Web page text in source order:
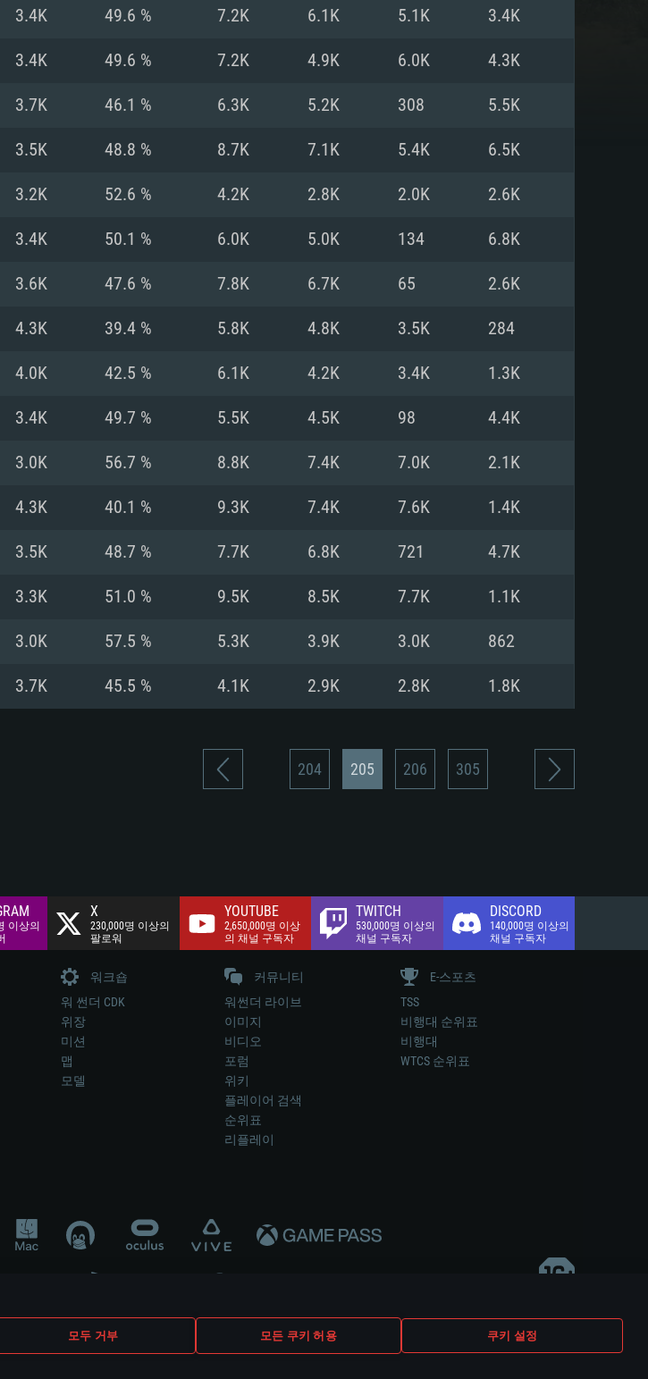
모두 거부 모든 쿠키 허용 쿠키 설정
요구사항
MAC Linux
권장 사양
운영체제: Windows 10/11 (64 bit)
프로세서: Intel Core i5 또는 Ryzen 5 3600 이상
메모리: 16 GB 이상
그래픽 카드: DirectX 11 이상을 지원하는 Nvidia
지
권장 사양
운영체제: Mac OS Big Sur 11.0
프로세서: Core i7 (Intel Xeon 은 지원하지 않습니
네트워크: 브로드밴드 인터넷
여유 저장 공간: 62.2 GB (전체 클라이언트)
라
권장 사양
운영체제: Ubuntu 20.04 64bit
프로세서: Intel Core i7
메모리: 16 GB
그래픽 카드: Vulkan 을 지원하고, 최신 그래픽 드라
와 동급의 성능을 가지며 최신 그래픽 드라이버를
지원하는 AMD RX 570 (6개월 미만; 최소사양 지원
3.4K 49.6 % 7.2K 6.1K 5.1K 3.4K
3.4K 49.6 % 7.2K 4.9K 6.0K 4.3K
3.7K 46.1 % 6.3K 5.2K 308 5.5K
3.5K 48.8 % 8.7K 7.1K 5.4K 6.5K
3.2K 52.6 % 4.2K 2.8K 2.0K 2.6K
3.4K 50.1 % 6.0K 5.0K 134 6.8K
3.6K 47.6 % 7.8K 6.7K 65 2.6K
4.3K 39.4 % 5.8K 4.8K 3.5K 284
4.0K 42.5 % 6.1K 4.2K 3.4K 1.3K
3.4K 49.7 % 5.5K 4.5K 98 4.4K
3.0K 56.7 % 8.8K 7.4K 7.0K 2.1K
4.3K 40.1 % 9.3K 7.4K 7.6K 1.4K
3.5K 48.7 % 7.7K 6.8K 721 4.7K
3.3K 51.0 % 9.5K 8.5K 7.7K 1.1K
3.0K 57.5 % 5.3K 3.9K 3.0K 862
3.7K 45.5 % 4.1K 2.9K 2.8K 1.8K
204 205 206 305
이상의
X
230,000명 이상의
팔로워
YOUTUBE
2,650,000명 이상
의 채널 구독자
TWITCH
530,000명 이상의
채널 구독자
DISCORD
140,000명 이상의
채널 구독자
워크숍
워 썬더 CDK
위장
미션
맵
모델
커뮤니티
워썬더 라이브
이미지
비디오
포럼
위키
플레이어 검색
순위표
리플레이
E-스포츠
TSS
비행대 순위표
비행대
WTCS 순위표
임 개발 후원 또는 홍보에 참여하지 않습니다..
owners.